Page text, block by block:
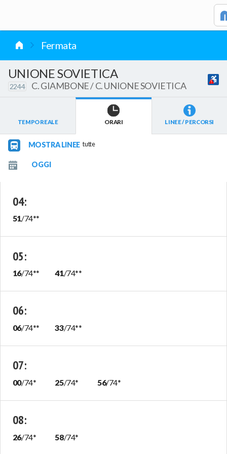
Fermata
UNIONE SOVIETICA
2244 C. GIAMBONE / C. UNIONE SOVIETICA
TEMPO REALE ORARI LINEE / PERCORSI
MOSTRA LINEE tutte
04:
51/74**
05:
16/74** 41/74**
06:
06/74** 33/74**
07:
00/74* 25/74* 56/74*
08:
26/74* 58/74*